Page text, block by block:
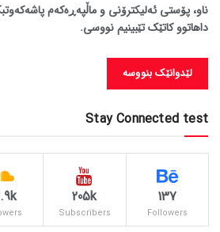
ناو، پۆستی ئەلیکترۆنی و ماڵپەڕەکەم
داهاتوو کاتێک تێبینیم نووسی.
Stay Connected test
137
Followers
205k
Subscribers